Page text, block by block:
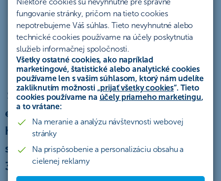
Niektoré cookies sú nevyhnutné pre správne
fungovanie stránky, pričom na tieto cookies
nepotrebujeme Váš súhlas. Tieto nevyhnutné alebo
technické cookies používame na účely poskytnutia
služieb informačnej spoločnosti.
Všetky ostatné cookies, ako napríklad
marketingové, štatistické alebo analytické cookies
používame len s vašim súhlasom, ktorý nám udelíte
zakliknutím možnosti „prijať všetky cookies“. Tieto
cookies používame na účely priameho marketingu,
a to vrátane:
Na meranie a analýzu návštevnosti webovej
stránky
Na prispôsobenie a personalizáciu obsahu a
cielenej reklamy
Účty a platby Úvery a lízing
Sporenie a investovanie Poistenie Hypotéky
Ostatné Archív
Štatút akcie „Vrátenie 1 splátky za
energetický certifikát - platí pre
hypotéky s obnovou fixácie úrokovej
sadzby v období od 1.5.2024 do
31.10.2024“